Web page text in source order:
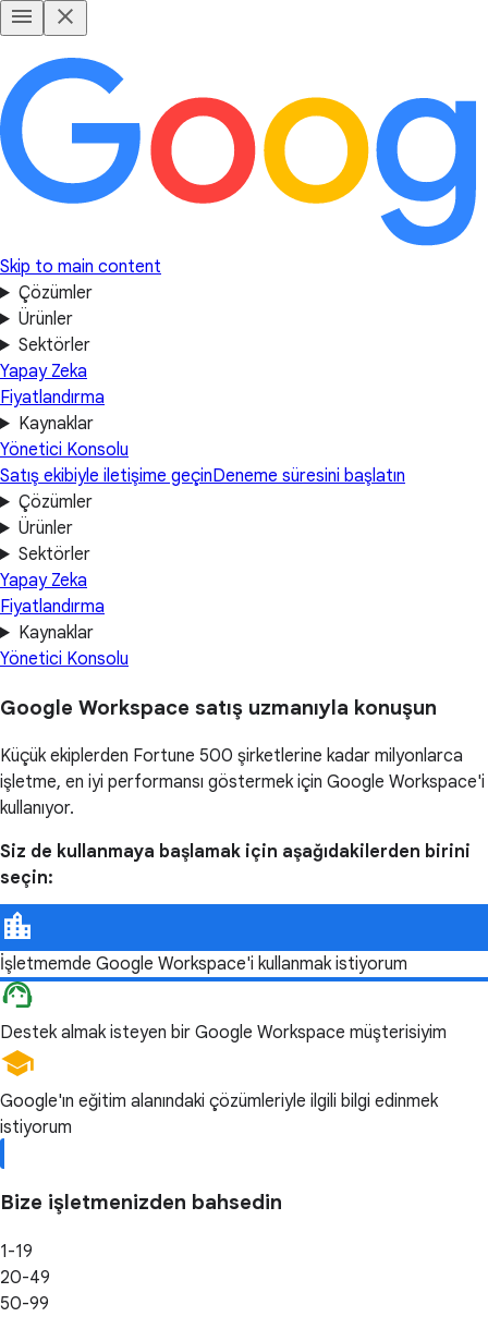
Skip to main content
Çözümler
Ürünler
Sektörler
Yapay Zeka
Fiyatlandırma
Kaynaklar
Yönetici Konsolu
Satış ekibiyle iletişime geçinDeneme süresini başlatın
Çözümler
Ürünler
Sektörler
Yapay Zeka
Fiyatlandırma
Kaynaklar
Yönetici Konsolu
Google Workspace satış uzmanıyla konuşun
Küçük ekiplerden Fortune 500 şirketlerine kadar milyonlarca
işletme, en iyi performansı göstermek için Google Workspace'i
kullanıyor.
Siz de kullanmaya başlamak için aşağıdakilerden birini
seçin:
İşletmemde Google Workspace'i kullanmak istiyorum
Destek almak isteyen bir Google Workspace müşterisiyim
Google'ın eğitim alanındaki çözümleriyle ilgili bilgi edinmek
istiyorum
Bize işletmenizden bahsedin
1-19
20-49
50-99